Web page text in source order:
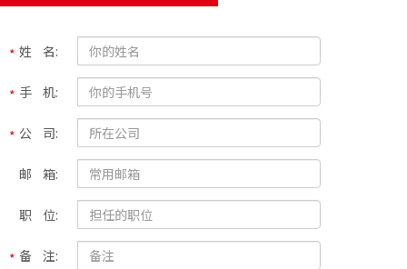
姓 名:
手 机:
公 司:
邮 箱:
职 位:
备 注: